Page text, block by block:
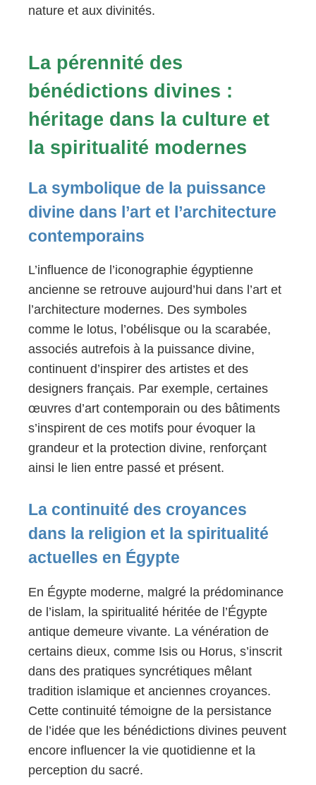
nature et aux divinités.
La pérennité des
bénédictions divines :
héritage dans la culture et
la spiritualité modernes
La symbolique de la puissance
divine dans l’art et l’architecture
contemporains
L’influence de l’iconographie égyptienne
ancienne se retrouve aujourd’hui dans l’art et
l’architecture modernes. Des symboles
comme le lotus, l’obélisque ou la scarabée,
associés autrefois à la puissance divine,
continuent d’inspirer des artistes et des
designers français. Par exemple, certaines
œuvres d’art contemporain ou des bâtiments
s’inspirent de ces motifs pour évoquer la
grandeur et la protection divine, renforçant
ainsi le lien entre passé et présent.
La continuité des croyances
dans la religion et la spiritualité
actuelles en Égypte
En Égypte moderne, malgré la prédominance
de l’islam, la spiritualité héritée de l’Égypte
antique demeure vivante. La vénération de
certains dieux, comme Isis ou Horus, s’inscrit
dans des pratiques syncrétiques mêlant
tradition islamique et anciennes croyances.
Cette continuité témoigne de la persistance
de l’idée que les bénédictions divines peuvent
encore influencer la vie quotidienne et la
perception du sacré.